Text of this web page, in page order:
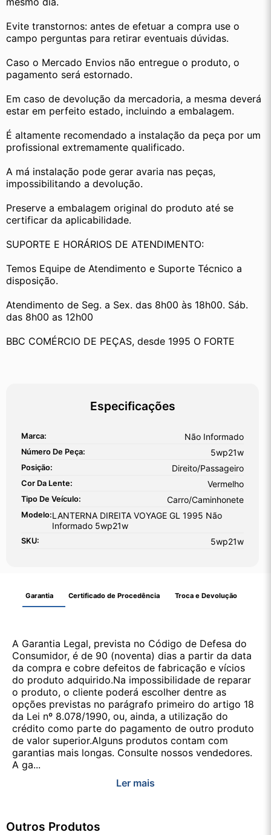
Evite transtornos: antes de efetuar a compra use o
campo perguntas para retirar eventuais dúvidas.
Caso o Mercado Envios não entregue o produto, o
pagamento será estornado.
Em caso de devolução da mercadoria, a mesma deverá
estar em perfeito estado, incluindo a embalagem.
É altamente recomendado a instalação da peça por um
profissional extremamente qualificado.
A má instalação pode gerar avaria nas peças,
impossibilitando a devolução.
Preserve a embalagem original do produto até se
certificar da aplicabilidade.
SUPORTE E HORÁRIOS DE ATENDIMENTO:
Temos Equipe de Atendimento e Suporte Técnico a
disposição.
Atendimento de Seg. a Sex. das 8h00 às 18h00. Sáb.
das 8h00 as 12h00
BBC COMÉRCIO DE PEÇAS, desde 1995 O FORTE
Especificações
Marca: Não Informado
Número De Peça: 5wp21w
Posição: Direito/Passageiro
Cor Da Lente: Vermelho
Tipo De Veículo: Carro/Caminhonete
Modelo:LANTERNA DIREITA VOYAGE GL 1995 Não
Informado 5wp21w
SKU: 5wp21w
Garantia Certificado de Procedência Troca e Devolução
A Garantia Legal, prevista no Código de Defesa do
Consumidor, é de 90 (noventa) dias a partir da data
da compra e cobre defeitos de fabricação e vícios
do produto adquirido.Na impossibilidade de reparar
o produto, o cliente poderá escolher dentre as
opções previstas no parágrafo primeiro do artigo 18
da Lei nº 8.078/1990, ou, ainda, a utilização do
crédito como parte do pagamento de outro produto
de valor superior.Alguns produtos contam com
garantias mais longas. Consulte nossos vendedores.
A ga...
Ler mais
Outros Produtos